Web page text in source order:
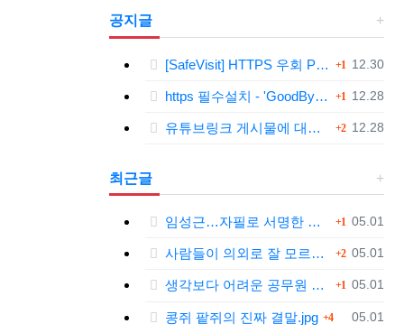
공지글
등록일
12.30
[SafeVisit] HTTPS 우회 PC 필수설치!, 모바일 최강속도 1 댓글
등록일
12.28
https 필수설치 - 'GoodByeDPI' 프로그램 다운로드<< 1 댓글
등록일
12.28
유튜브링크 게시물에 대한 안내와 삭제 요청 공지 2댓글
최근글
등록일
05.01
임성근…자필로 서명한 문건 보니 1 댓글
등록일
05.01
사람들이 의외로 잘 모르는 '육개장'의 뜻.jpg 2댓글
등록일
05.01
생각보다 어려운 공무원 업무....jpg 1 댓글
등록일
05.01
콩쥐 팥쥐의 진짜 결말.jpg 4댓글